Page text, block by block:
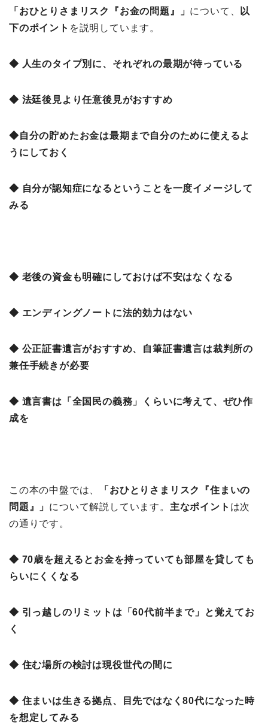
「おひとりさまリスク『お金の問題』」 について、
以
下のポイント を説明しています。
◆ 人生のタイプ別に、それぞれの最期が待っている
◆ 法廷後見より任意後見がおすすめ
◆自分の貯めたお金は最期まで自分のために使えるよ
うにしておく
◆ 自分が認知症になるということを一度イメージして
みる
◆ 老後の資金も明確にしておけば不安はなくなる
◆ エンディングノートに法的効力はない
◆ 公正証書遺言がおすすめ、自筆証書遺言は裁判所の
兼任手続きが必要
◆ 遺言書は「全国民の義務」くらいに考えて、ぜひ作
成を
この本の中盤では、
「おひとりさまリスク『住まいの
問題』
」 について解説しています。 主なポイント は次
の通りです。
◆ 70歳を超えるとお金を持っていても部屋を貸しても
らいにくくなる
◆ 引っ越しのリミットは「60代前半まで」と覚えてお
く
◆ 住む場所の検討は現役世代の間に
◆ 住まいは生きる拠点、目先ではなく80代になった時
を想定してみる